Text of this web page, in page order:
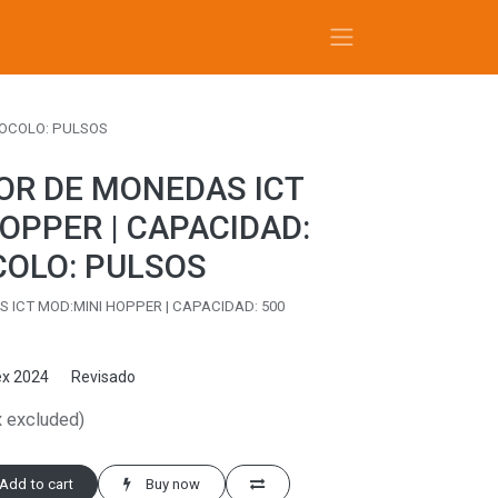
PULSOS
DE MONEDAS ICT
| CAPACIDAD:
PULSOS
ICT MOD:MINI HOPPER | CAPACIDAD: 500
2024 Revisado
excluded)
Add to cart Buy now